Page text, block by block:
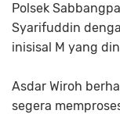
Polsek
Syarifuddin
inisisal M yang
Asdar Wiroh
segera